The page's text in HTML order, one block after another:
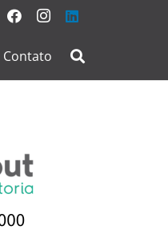
Contato